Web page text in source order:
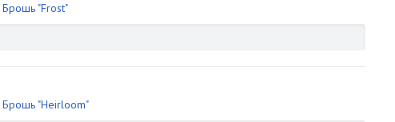
Брошь "Frost"
Брошь "Heirloom"